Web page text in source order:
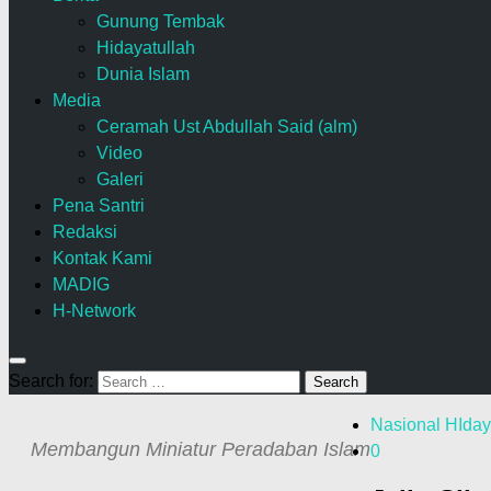
Gunung Tembak
Hidayatullah
Dunia Islam
Media
Ceramah Ust Abdullah Said (alm)
Video
Galeri
Pena Santri
Redaksi
Kontak Kami
MADIG
H-Network
Search for:
Membangun Miniatur Peradaban Islam
Nasional
0